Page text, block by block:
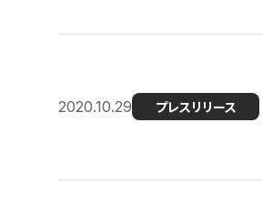
2020.10.29 プレスリリース